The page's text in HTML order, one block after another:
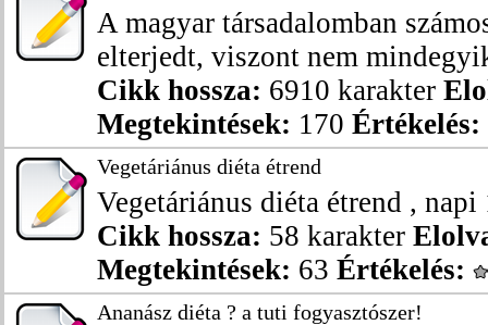
A magyar társadalomban
elterjedt, viszont nem
Cikk hossza: 6910 karakter
Megtekintések: 170 Értékelés:
Vegetáriánus diéta étrend
Vegetáriánus diéta étrend ,
Cikk hossza: 58 karakter
Megtekintések: 63 Értékelés:
Ananász diéta ? a tuti fogyasztószer!